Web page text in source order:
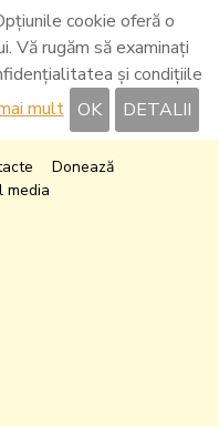
cookie oferă o
Vă rugăm să examinați
și condițiile
mult OK DETALII
Donează
media